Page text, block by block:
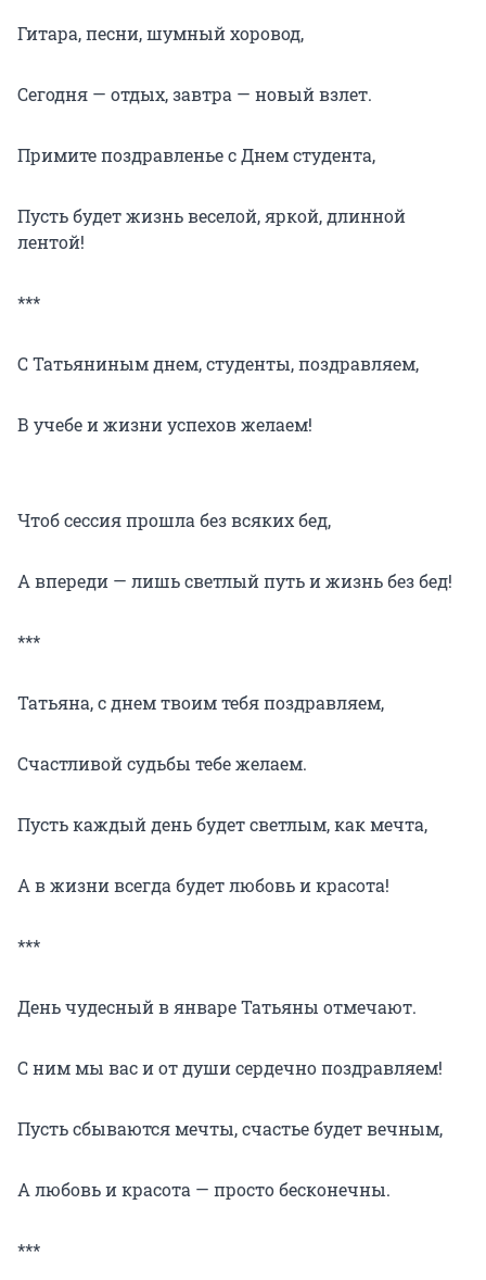
Гитара, песни, шумный хоровод,
Сегодня — отдых, завтра — новый взлет.
Примите поздравленье с Днем студента,
Пусть будет жизнь веселой, яркой, длинной
лентой!
***
С Татьяниным днем, студенты, поздравляем,
В учебе и жизни успехов желаем!
Чтоб сессия прошла без всяких бед,
А впереди — лишь светлый путь и жизнь без бед!
***
Татьяна, с днем твоим тебя поздравляем,
Счастливой судьбы тебе желаем.
Пусть каждый день будет светлым, как мечта,
А в жизни всегда будет любовь и красота!
***
День чудесный в январе Татьяны отмечают.
С ним мы вас и от души сердечно поздравляем!
Пусть сбываются мечты, счастье будет вечным,
А любовь и красота — просто бесконечны.
***